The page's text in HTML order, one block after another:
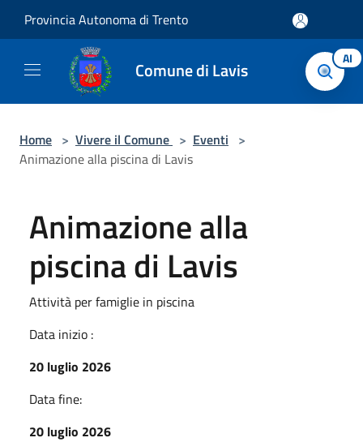
Provincia Autonoma di Trento
Comune di Lavis AI
Home > Vivere il Comune > Eventi >
Animazione alla piscina di Lavis
Animazione alla
piscina di Lavis
Attività per famiglie in piscina
Data inizio :
20 luglio 2026
Data fine:
20 luglio 2026